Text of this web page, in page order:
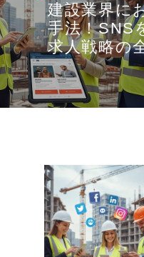
建設業界に
手法！SNS
求人戦略の